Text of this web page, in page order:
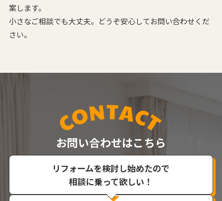
案します。
小さなご相談でも大丈夫。どうぞ安心してお問い合わせくだ
さい。
お問い合わせはこちら
リフォームを検討し始めたので
相談に乗って欲しい！